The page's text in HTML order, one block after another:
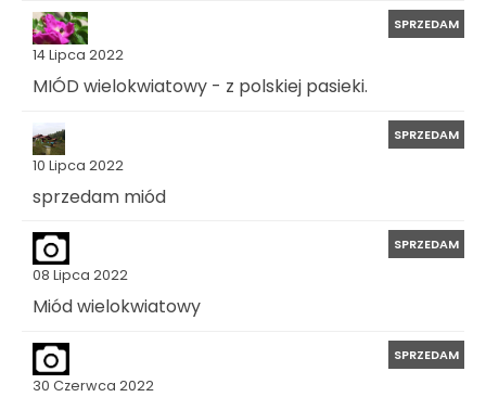
14 Lipca 2022
SPRZEDAM
MIÓD wielokwiatowy - z polskiej pasieki.
10 Lipca 2022
SPRZEDAM
sprzedam miód
08 Lipca 2022
SPRZEDAM
Miód wielokwiatowy
30 Czerwca 2022
SPRZEDAM